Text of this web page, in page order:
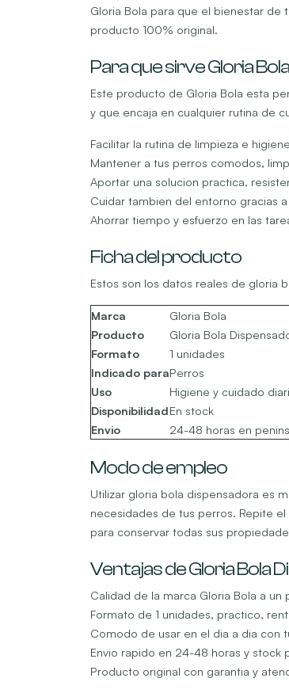
Gloria Bola para que el bienestar
producto 100% original.
Para que sirve Gloria
Este producto de Gloria Bola esta
y que encaja en cualquier rutina de
Facilitar la rutina de limpieza e
Mantener a tus perros comodos,
Aportar una solucion practica,
Cuidar tambien del entorno gracias
Ahorrar tiempo y esfuerzo en las
Ficha del producto
Estos son los datos reales de gloria
Marca
Gloria Bola
Producto
Gloria Bola
Formato
1 unidades
Indicado paraPerros
Uso
Higiene y cuidado
DisponibilidadEn stock
Envio
24-48 horas en
Modo de empleo
Utilizar gloria bola dispensadora es
necesidades de tus perros. Repite
para conservar todas sus
Ventajas de Gloria Bola
Calidad de la marca Gloria Bola a
Formato de 1 unidades, practico,
Comodo de usar en el dia a dia con
Envio rapido en 24-48 horas y stock
Producto original con garantia y